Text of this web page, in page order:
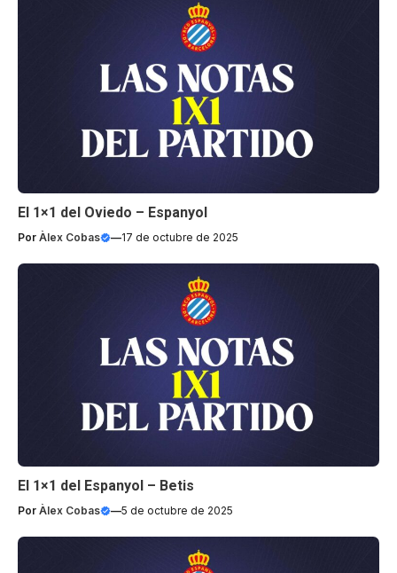
El 1×1 del Oviedo – Espanyol
Por Àlex Cobas —17 de octubre de 2025
El 1×1 del Espanyol – Betis
Por Àlex Cobas —5 de octubre de 2025